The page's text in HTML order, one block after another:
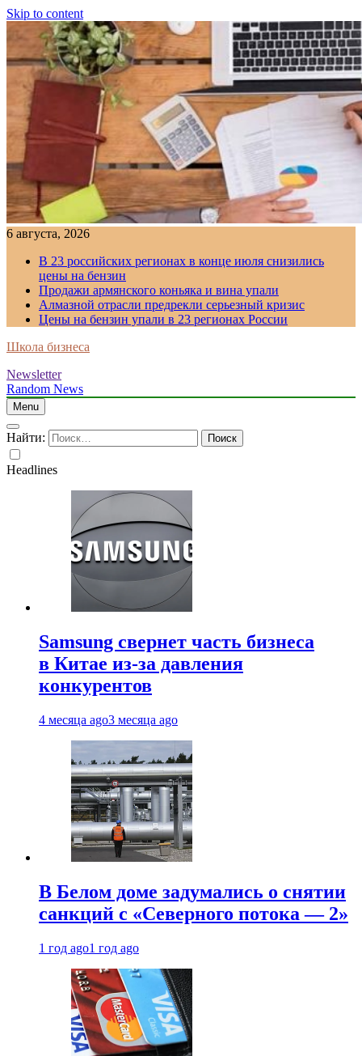
Skip to content
6 августа, 2026
В 23 российских регионах в конце июля снизились
цены на бензин
Продажи армянского коньяка и вина упали
Алмазной отрасли предрекли серьезный кризис
Цены на бензин упали в 23 регионах России
Школа бизнеса
Newsletter
Random News
Menu
Найти:
Headlines
Samsung свернет часть бизнеса
в Китае из-за давления
конкурентов
4 месяца ago3 месяца ago
В Белом доме задумались о снятии
санкций с «Северного потока — 2»
1 год ago1 год ago